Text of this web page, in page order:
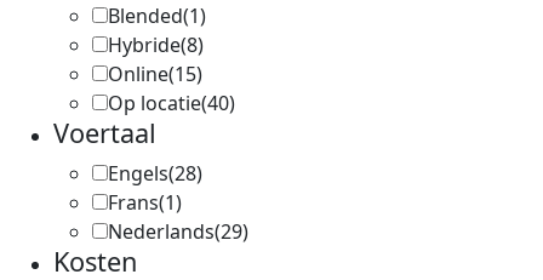
Blended(1)
Hybride(8)
Online(15)
Op locatie(40)
Voertaal
Engels(28)
Frans(1)
Nederlands(29)
Kosten